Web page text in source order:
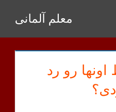
Inhalt
springen
معلم آلمانی
رو رد